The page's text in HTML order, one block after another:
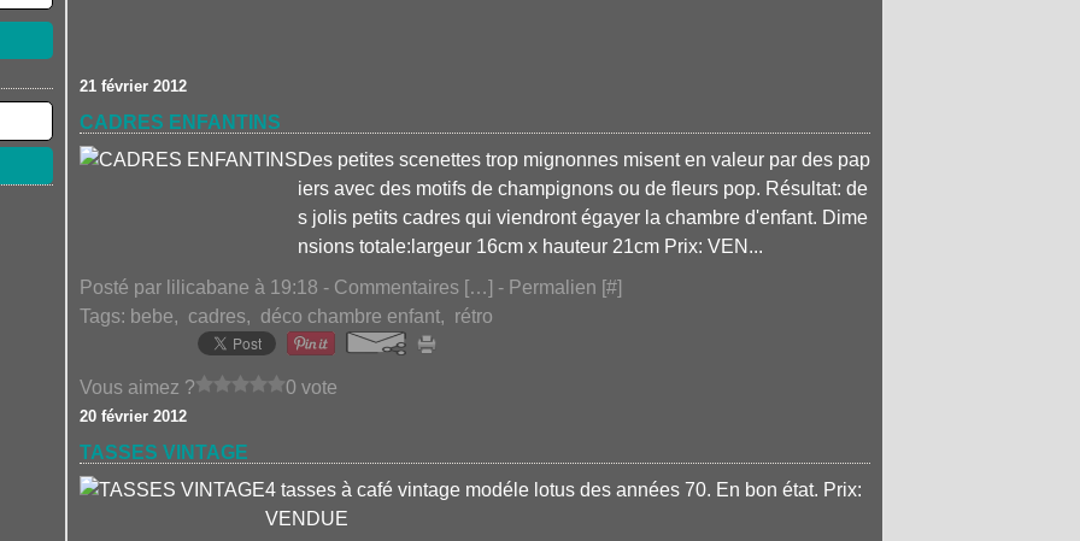
21 février 2012
CADRES ENFANTINS
Des petites scenettes trop mignonnes misent en valeur par des pap
iers avec des motifs de champignons ou de fleurs pop. Résultat: de
s jolis petits cadres qui viendront égayer la chambre d'enfant. Dime
nsions totale:largeur 16cm x hauteur 21cm Prix: VEN...
Posté par lilicabane à 19:18 - Commentaires […] - Permalien [#]
Tags: bebe, cadres, déco chambre enfant, rétro
Vous aimez ? 0 vote
20 février 2012
TASSES VINTAGE
4 tasses à café vintage modéle lotus des années 70. En bon état. Prix:
VENDUE